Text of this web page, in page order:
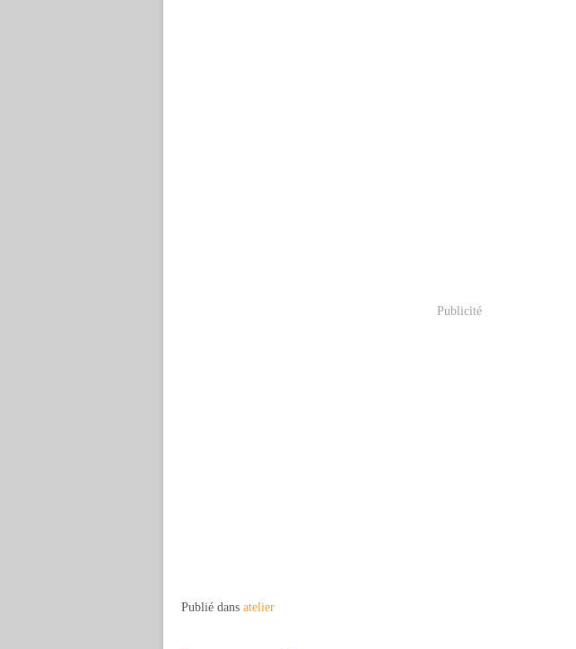
Publicité
Publié dans atelier